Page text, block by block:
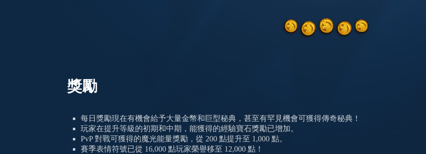
獎勵
每日獎勵現在有機會給予大量金幣和巨型秘典，甚至有罕見機會可獲得傳奇秘典！
玩家在提升等級的初期和中期，能獲得的經驗寶石獎勵已增加。
PvP 對戰可獲得的魔光能量獎勵，從 200 點提升至 1,000 點。
賽季表情符號已從 16,000 點玩家榮譽移至 12,000 點！